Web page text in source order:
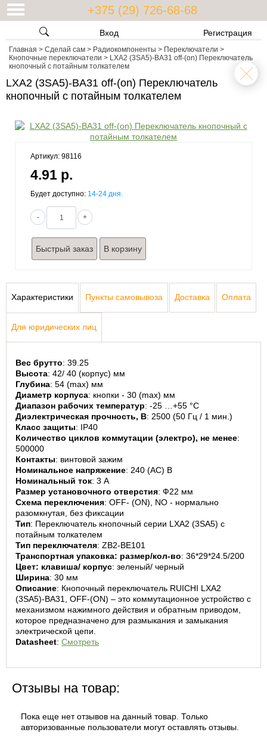
+375 (29) 726-68-68
Вход Регистрация
Главная > Сделай сам > Радиокомпоненты > Переключатели >
Кнопочные переключатели > LXA2 (3SA5)-BA31 off-(on) Переключатель
кнопочный с потайным толкателем
LXA2 (3SA5)-BA31 off-(on) Переключатель
кнопочный с потайным толкателем
Артикул: 98116
4.91 р.
Будет доступно: 14-24 дня.
- +
Быстрый заказ
Характеристики Пункты самовывоза Доставка Оплата
Для юридических лиц
Вес брутто: 39.25
Высота: 42/ 40 (корпус) мм
Глубина: 54 (max) мм
Диаметр корпуса: кнопки - 30 (max) мм
Диапазон рабочих температур: -25 …+55 °С
Диэлектрическая прочность, В: 2500 (50 Гц / 1 мин.)
Класс защиты: IP40
Количество циклов коммутации (электро), не менее:
500000
Контакты: винтовой зажим
Номинальное напряжение: 240 (АС) В
Номинальный ток: 3 А
Размер установочного отверстия: Ф22 мм
Схема переключения: OFF- (ON), NO - нормально
разомкнутая, без фиксации
Тип: Переключатель кнопочный серии LXA2 (3SA5) с
потайным толкателем
Тип переключателя: ZB2-BE101
Транспортная упаковка: размер/кол-во: 36*29*24.5/200
Цвет: клавиша/ корпус: зеленый/ черный
Ширина: 30 мм
Описание: Кнопочный переключатель RUICHI LXA2
(3SA5)-BA31, OFF-(ON) – это коммутационное устройство с
механизмом нажимного действия и обратным приводом,
которое предназначено для размыкания и замыкания
электрической цепи.
Datasheet: Смотреть
Отзывы на товар:
Пока еще нет отзывов на данный товар. Только
авторизованные пользователи могут оставлять отзывы.